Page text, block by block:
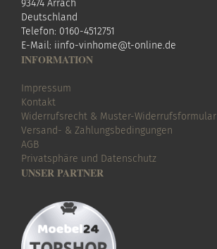
93474 Arrach
Deutschland
Telefon: 0160-4512751
E-Mail: iinfo-vinhome@t-online.de
INFORMATION
Impressum
Kontakt
Widerrufsrecht & Muster-Widerrufsformular
Versand- & Zahlungsbedingungen
AGB
Privatsphäre und Datenschutz
UNSER PARTNER